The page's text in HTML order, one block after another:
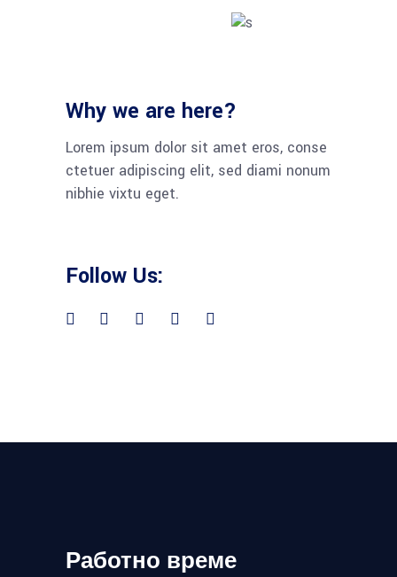
Why we are here?
Lorem ipsum dolor sit amet eros, conse
ctetuer adipiscing elit, sed diami nonum
nibhie vixtu eget.
Follow Us:
Работно време